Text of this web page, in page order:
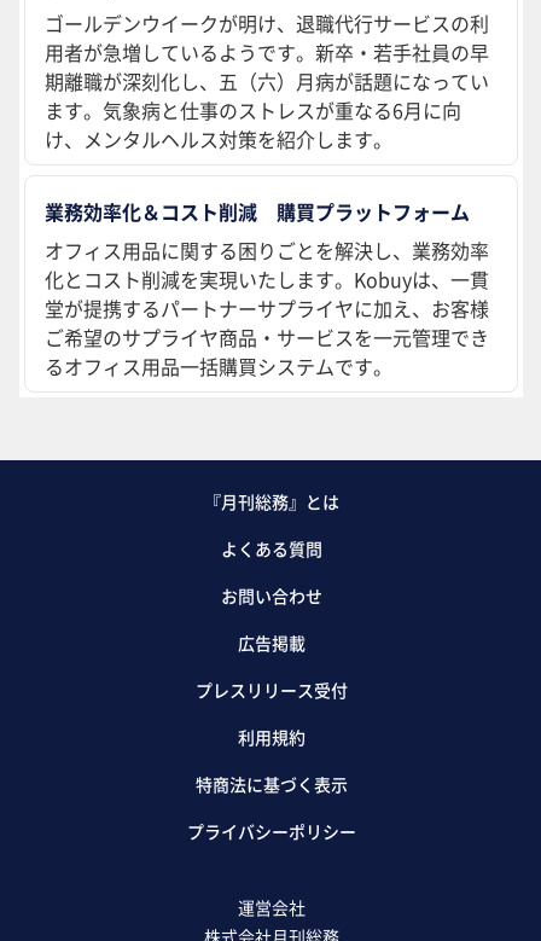
ゴールデンウイークが明け、退職代行サービスの利
用者が急増しているようです。新卒・若手社員の早
期離職が深刻化し、五（六）月病が話題になってい
ます。気象病と仕事のストレスが重なる6月に向
け、メンタルヘルス対策を紹介します。
業務効率化＆コスト削減 購買プラットフォーム
オフィス用品に関する困りごとを解決し、業務効率
化とコスト削減を実現いたします。Kobuyは、一貫
堂が提携するパートナーサプライヤに加え、お客様
ご希望のサプライヤ商品・サービスを一元管理でき
るオフィス用品一括購買システムです。
『月刊総務』とは
よくある質問
お問い合わせ
広告掲載
プレスリリース受付
利用規約
特商法に基づく表示
プライバシーポリシー
運営会社
株式会社月刊総務